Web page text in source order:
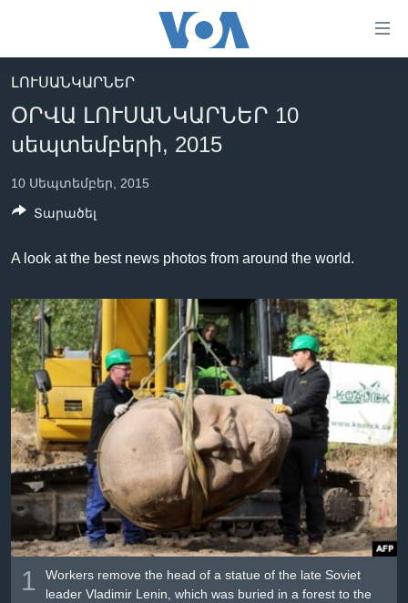
հիմնական
բովանդակությանը
անցնել
հիմնական
բովանդակությանը
բովանդակություն
ԼՈՒՐԵՐ
ՍՓՅՈՒՌՔ
ՏԵՍԱՆՅՈՒԹԵՐ
ՖԻԼՄԵՐ
ՄԵՐ ՄԱՍԻՆ
«ԱՄԵՐԻԿԱՅԻ ՁԱՅՆ»-Ի ԿԱՆՈՆԱԴՐՈՒԹՅՈՒՆ
ԿԱՊ ՄԵԶ ՀԵՏ
Learning English
ՀԵՏԵՒԵՔ ՄԵԶ
Լեզուներ
ԼՈՒՍԱՆԿԱՐՆԵՐ
ՕՐՎԱ ԼՈՒՍԱՆԿԱՐՆԵՐ 10
սեպտեմբերի, 2015
10 Սեպտեմբեր, 2015
A look at the best news photos from around the world.
1
Workers remove the head of a statue of the late Soviet
leader Vladimir Lenin, which was buried in a forest to the
Տարածել